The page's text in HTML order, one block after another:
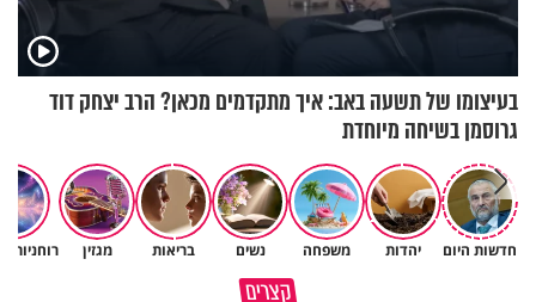
בעיצומו של תשעה באב: איך מתקדמים מכאן? הרב יצחק דוד
גרוסמן בשיחה מיוחדת
חדשות היום יהדות משפחה נשים בריאות מגזין רוחניות
קצריםברכה או קללה? הכל בידים שלנו
איך לשלוט בסיטואציה בצורה